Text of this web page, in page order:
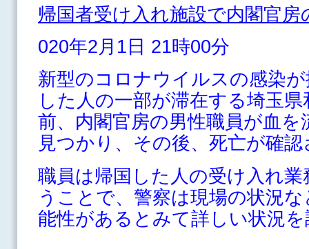
帰国者受け入れ施設で内閣官
020年2月1日 21時00分
新型のコロナウイルスの感染
した人の一部が滞在する埼玉
前、内閣官房の男性職員が血
見つかり、その後、死亡が確
職員は帰国した人の受け入れ
うことで、警察は現場の状況
能性があるとみて詳しい状況